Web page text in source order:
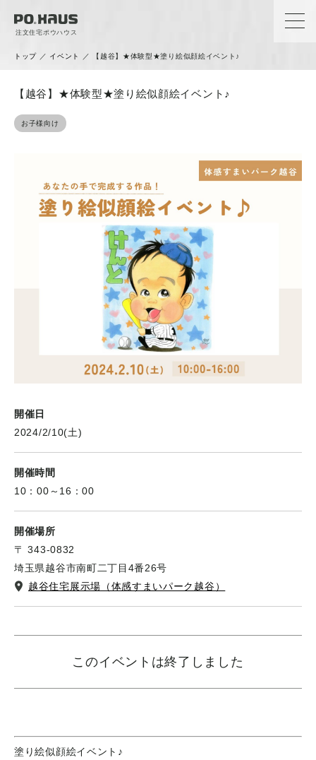
注文住宅ポウハウス
トップ ／ イベント ／ 【越谷】★体験型★塗り絵似顔絵イベント♪
【越谷】★体験型★塗り絵似顔絵イベント♪
お子様向け
開催日
2024/2/10(土)
開催時間
10：00～16：00
開催場所
〒 343-0832
埼玉県越谷市南町二丁目4番26号
越谷住宅展示場（体感すまいパーク越谷）
このイベントは終了しました
塗り絵似顔絵イベント♪